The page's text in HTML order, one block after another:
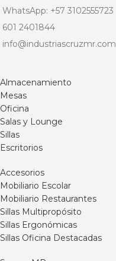
WhatsApp: +57 3102555723
601 2401844
info@industriascruzmr.com
Almacenamiento
Mesas
Oficina
Salas y Lounge
Sillas
Escritorios
Accesorios
Mobiliario Escolar
Mobiliario Restaurantes
Sillas Multipropósito
Sillas Ergonómicas
Sillas Oficina Destacadas